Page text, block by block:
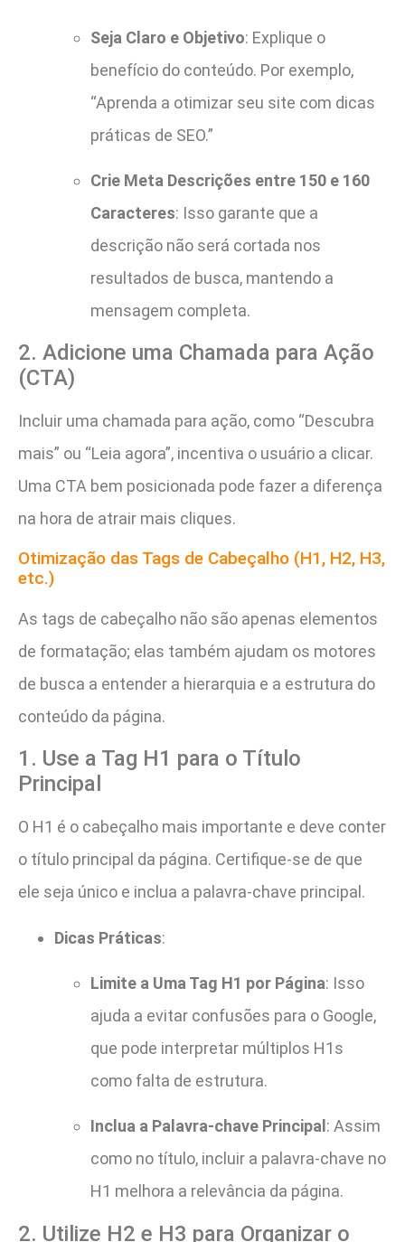
Seja Claro e Objetivo: Explique o
benefício do conteúdo. Por exemplo,
“Aprenda a otimizar seu site com dicas
práticas de SEO.”
Crie Meta Descrições entre 150 e 160
Caracteres: Isso garante que a
descrição não será cortada nos
resultados de busca, mantendo a
mensagem completa.
2. Adicione uma Chamada para Ação
(CTA)
Incluir uma chamada para ação, como “Descubra
mais” ou “Leia agora”, incentiva o usuário a clicar.
Uma CTA bem posicionada pode fazer a diferença
na hora de atrair mais cliques.
Otimização das Tags de Cabeçalho (H1, H2, H3,
etc.)
As tags de cabeçalho não são apenas elementos
de formatação; elas também ajudam os motores
de busca a entender a hierarquia e a estrutura do
conteúdo da página.
1. Use a Tag H1 para o Título
Principal
O H1 é o cabeçalho mais importante e deve conter
o título principal da página. Certifique-se de que
ele seja único e inclua a palavra-chave principal.
Dicas Práticas:
Limite a Uma Tag H1 por Página: Isso
ajuda a evitar confusões para o Google,
que pode interpretar múltiplos H1s
como falta de estrutura.
Inclua a Palavra-chave Principal : Assim
como no título, incluir a palavra-chave no
H1 melhora a relevância da página.
2. Utilize H2 e H3 para Organizar o